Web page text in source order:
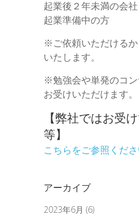
起業後２年未満の会
起業準備中の方
※ご依頼いただける
いたします。
※勉強会や単発のコ
お受けいただけます。
【弊社ではお受
等】
こちらをご参照くださ
アーカイブ
2023年6月 (6)